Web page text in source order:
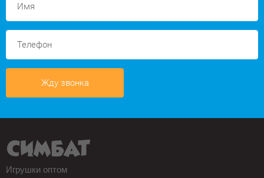
Жду звонка
Игрушки оптом